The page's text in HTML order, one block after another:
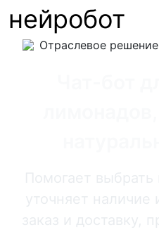
нейробот
Отраслевое решение